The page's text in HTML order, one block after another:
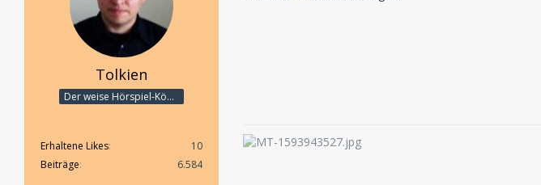
Tolkien
Der weise Hörspiel-König
Erhaltene Likes
10
Beiträge
6.584